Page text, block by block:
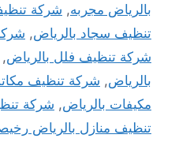
بالرياض مجربه, شركة
تنظيف سجاد بالرياض,
شركة تنظيف فلل بالرياض,
بالرياض, شركة تنظيف
مكيفات بالرياض, شركة
تنظيف منازل بالرياض